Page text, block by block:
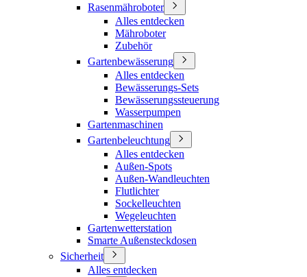
Rasenmähroboter
Alles entdecken
Mähroboter
Zubehör
Gartenbewässerung
Alles entdecken
Bewässerungs-Sets
Bewässerungssteuerung
Wasserpumpen
Gartenmaschinen
Gartenbeleuchtung
Alles entdecken
Außen-Spots
Außen-Wandleuchten
Flutlichter
Sockelleuchten
Wegeleuchten
Gartenwetterstation
Smarte Außensteckdosen
Sicherheit
Alles entdecken